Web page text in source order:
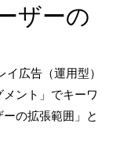
ザーの
広告（運用型）
ント」でキーワ
の拡張範囲」と